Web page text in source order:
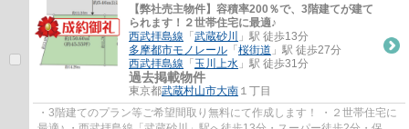
【弊社売主物件】容積率200％で、3階建てが建て
られます！２世帯住宅に最適♪
西武拝島線 「 武蔵砂川
」駅 徒歩13分
多摩都市モノレール 「 桜街道 」駅 徒歩27分
西武拝島線 「 玉川上水 」駅 徒歩31分
過去掲載物件
東京都武蔵村山市大南 １丁目
・3階建てのプラン等ご希望間取り無料にて作成します！ ・２世帯住宅に